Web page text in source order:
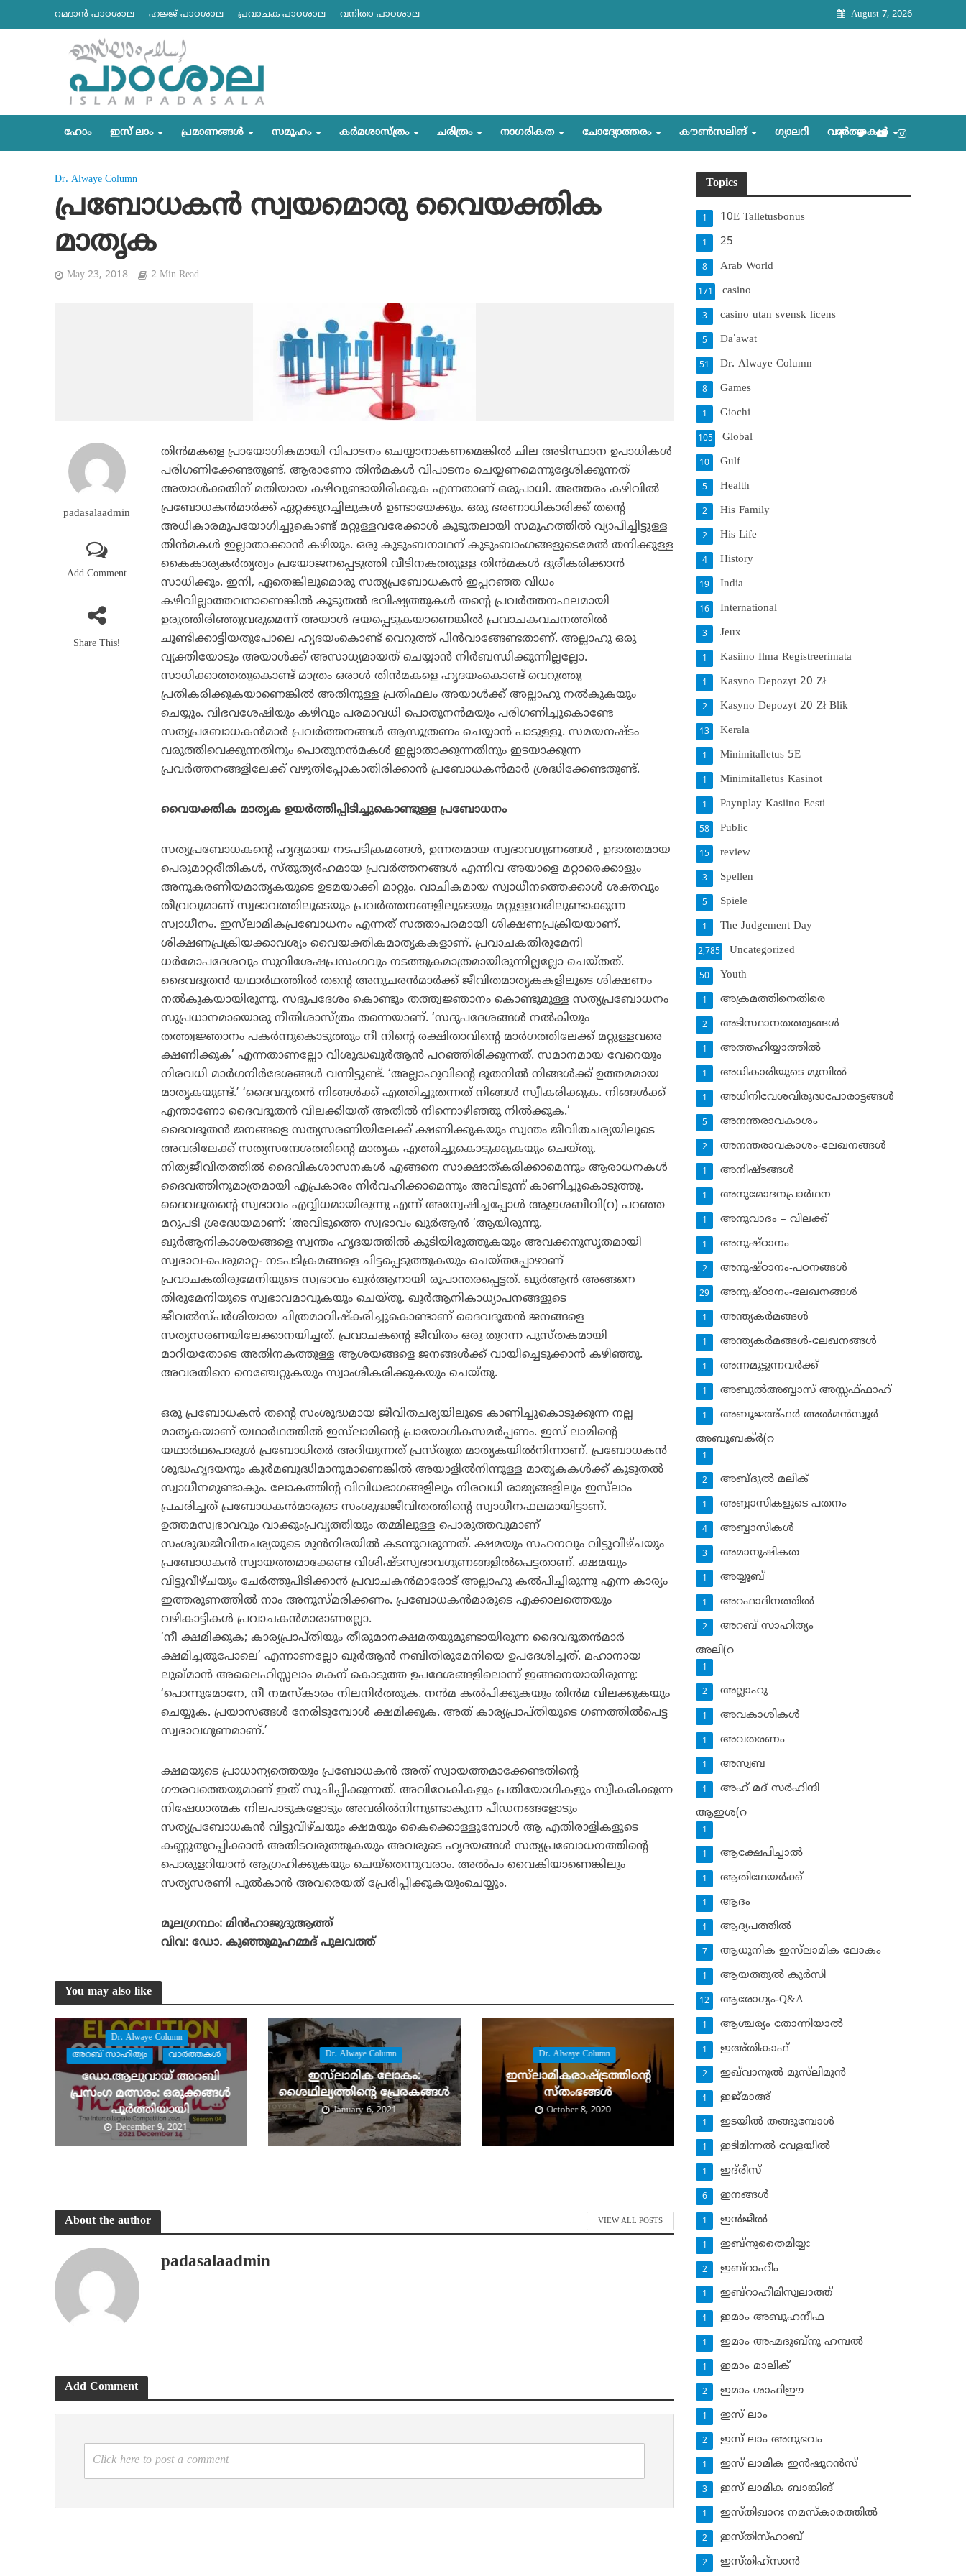
റമദാന്‍ പാഠശാല ഹജ്ജ് പാഠശാല പ്രവാചക പാഠശാല വനിതാ പാഠശാല August 7, 2026
ഹോം ഇസ് ലാം പ്രമാണങ്ങള്‍ സമൂഹം കര്‍മശാസ്ത്രം ചരിത്രം നാഗരികത ചോദ്യോത്തരം കൗണ്‍സലിങ്‌ ഗ്യാലറി വാര്‍ത്തകള്‍
Dr. Alwaye Column
പ്രബോധകന്‍ സ്വയമൊരു വൈയക്തിക
മാതൃക
May 23, 2018 2 Min Read
padasalaadmin
Add Comment
Share This!
തിന്‍മകളെ പ്രായോഗികമായി വിപാടനം ചെയ്യാനാകണമെങ്കില്‍ ചില അടിസ്ഥാന ഉപാധികള്‍
പരിഗണിക്കേണ്ടതുണ്ട്. ആരാണോ തിന്‍മകള്‍ വിപാടനം ചെയ്യണമെന്നുദ്ദേശിക്കുന്നത്
അയാള്‍ക്കതിന് മതിയായ കഴിവുണ്ടായിരിക്കുക എന്നതാണ് ഒരുപാധി. അത്തരം കഴിവില്‍
പ്രബോധകന്‍മാര്‍ക്ക് ഏറ്റക്കുറച്ചിലുകള്‍ ഉണ്ടായേക്കും. ഒരു ഭരണാധികാരിക്ക് തന്റെ
അധികാരമുപയോഗിച്ചുകൊണ്ട് മറ്റുള്ളവരേക്കാള്‍ കൂടുതലായി സമൂഹത്തില്‍ വ്യാപിച്ചിട്ടുള്ള
തിന്‍മകള്‍ ഇല്ലാതാക്കാന്‍ കഴിയും. ഒരു കുടുംബനാഥന് കുടുംബാംഗങ്ങളുടെമേല്‍ തനിക്കുള്ള
കൈകാര്യകര്‍തൃത്വം പ്രയോജനപ്പെടുത്തി വീടിനകത്തുള്ള തിന്‍മകള്‍ ദുരീകരിക്കാന്‍
സാധിക്കും. ഇനി, ഏതെങ്കിലുമൊരു സത്യപ്രബോധകന്‍ ഇപ്പറഞ്ഞ വിധം
കഴിവില്ലാത്തവനാണെങ്കില്‍ കൂടുതല്‍ ഭവിഷ്യത്തുകള്‍ തന്റെ പ്രവര്‍ത്തനഫലമായി
ഉരുത്തിരിഞ്ഞുവരുമെന്ന് അയാള്‍ ഭയപ്പെടുകയാണെങ്കില്‍ പ്രവാചകവചനത്തില്‍
ചൂണ്ടിക്കാട്ടിയതുപോലെ ഹൃദയംകൊണ്ട് വെറുത്ത് പിന്‍വാങ്ങേണ്ടതാണ്. അല്ലാഹു ഒരു
വ്യക്തിയോടും അയാള്‍ക്ക് അസാധ്യമായത് ചെയ്യാന്‍ നിര്‍ബന്ധിക്കുന്നില്ലല്ലോ.
സാധിക്കാത്തതുകൊണ്ട് മാത്രം ഒരാള്‍ തിന്‍മകളെ ഹൃദയംകൊണ്ട് വെറുത്തു
പ്രതികരിക്കുകയാണെങ്കില്‍ അതിനുള്ള പ്രതിഫലം അയാള്‍ക്ക് അല്ലാഹു നല്‍കുകയും
ചെയ്യും. വിഭവശേഷിയും കഴിവും പരമാവധി പൊതുനന്‍മയും പരിഗണിച്ചുകൊണ്ടേ
സത്യപ്രബോധകന്‍മാര്‍ പ്രവര്‍ത്തനങ്ങള്‍ ആസൂത്രണം ചെയ്യാന്‍ പാടുള്ളൂ. സമയനഷ്ടം
വരുത്തിവെക്കുന്നതിനും പൊതുനന്‍മകള്‍ ഇല്ലാതാക്കുന്നതിനും ഇടയാക്കുന്ന
പ്രവര്‍ത്തനങ്ങളിലേക്ക് വഴുതിപ്പോകാതിരിക്കാന്‍ പ്രബോധകന്‍മാര്‍ ശ്രദ്ധിക്കേണ്ടതുണ്ട്.
വൈയക്തിക മാതൃക ഉയര്‍ത്തിപ്പിടിച്ചുകൊണ്ടുള്ള പ്രബോധനം
സത്യപ്രബോധകന്റെ ഹൃദ്യമായ നടപടിക്രമങ്ങള്‍, ഉന്നതമായ സ്വഭാവഗുണങ്ങള്‍ , ഉദാത്തമായ
പെരുമാറ്റരീതികള്‍, സ്തുത്യര്‍ഹമായ പ്രവര്‍ത്തനങ്ങള്‍ എന്നിവ അയാളെ മറ്റാരെക്കാളും
അനുകരണീയമാതൃകയുടെ ഉടമയാക്കി മാറ്റും. വാചികമായ സ്വാധീനത്തെക്കാള്‍ ശക്തവും
തീവ്രവുമാണ് സ്വഭാവത്തിലൂടെയും പ്രവര്‍ത്തനങ്ങളിലൂടെയും മറ്റുള്ളവരിലുണ്ടാക്കുന്ന
സ്വാധീനം. ഇസ്‌ലാമികപ്രബോധനം എന്നത് സത്താപരമായി ശിക്ഷണപ്രക്രിയയാണ്.
ശിക്ഷണപ്രക്രിയക്കാവശ്യം വൈയക്തികമാതൃകകളാണ്. പ്രവാചകതിരുമേനി
ധര്‍മോപദേശവും സുവിശേഷപ്രസംഗവും നടത്തുകമാത്രമായിരുന്നില്ലല്ലോ ചെയ്തത്.
ദൈവദൂതന്‍ യഥാര്‍ഥത്തില്‍ തന്റെ അനുചരന്‍മാര്‍ക്ക് ജീവിതമാതൃകകളിലൂടെ ശിക്ഷണം
നല്‍കുകയായിരുന്നു. സദുപദേശം കൊണ്ടും തത്ത്വജ്ഞാനം കൊണ്ടുമുള്ള സത്യപ്രബോധനം
സുപ്രധാനമായൊരു നീതിശാസ്ത്രം തന്നെയാണ്. ‘സദുപദേശങ്ങള്‍ നല്‍കിയും
തത്ത്വജ്ഞാനം പകര്‍ന്നുകൊടുത്തും നീ നിന്റെ രക്ഷിതാവിന്റെ മാര്‍ഗത്തിലേക്ക് മറ്റുള്ളവരെ
ക്ഷണിക്കുക’ എന്നതാണല്ലോ വിശുദ്ധഖുര്‍ആന്‍ പറഞ്ഞിരിക്കുന്നത്. സമാനമായ വേറെയും
നിരവധി മാര്‍ഗനിര്‍ദേശങ്ങള്‍ വന്നിട്ടുണ്ട്. ‘അല്ലാഹുവിന്റെ ദൂതനില്‍ നിങ്ങള്‍ക്ക് ഉത്തമമായ
മാതൃകയുണ്ട്.’ ‘ദൈവദൂതന്‍ നിങ്ങള്‍ക്ക് എത്തിച്ചുതന്നത് നിങ്ങള്‍ സ്വീകരിക്കുക. നിങ്ങള്‍ക്ക്
എന്താണോ ദൈവദൂതന്‍ വിലക്കിയത് അതില്‍ നിന്നൊഴിഞ്ഞു നില്‍ക്കുക.’
ദൈവദൂതന്‍ ജനങ്ങളെ സത്യസരണിയിലേക്ക് ക്ഷണിക്കുകയും സ്വന്തം ജീവിതചര്യയിലൂടെ
അവരിലേക്ക് സത്യസന്ദേശത്തിന്റെ മാതൃക എത്തിച്ചുകൊടുക്കുകയും ചെയ്തു.
നിത്യജീവിതത്തില്‍ ദൈവികശാസനകള്‍ എങ്ങനെ സാക്ഷാത്കരിക്കാമെന്നും ആരാധനകള്‍
ദൈവത്തിനുമാത്രമായി എപ്രകാരം നിര്‍വഹിക്കാമെന്നും അവിടുന്ന് കാണിച്ചുകൊടുത്തു.
ദൈവദൂതന്റെ സ്വഭാവം എവ്വിധമായിരുന്നു എന്ന് അന്വേഷിച്ചപ്പോള്‍ ആഇശബീവി(റ) പറഞ്ഞ
മറുപടി ശ്രദ്ധേയമാണ്: ‘അവിടുത്തെ സ്വഭാവം ഖുര്‍ആന്‍ ‘ആയിരുന്നു.
ഖുര്‍ആനികാശയങ്ങളെ സ്വന്തം ഹൃദയത്തില്‍ കുടിയിരുത്തുകയും അവക്കനുസൃതമായി
സ്വഭാവ-പെരുമാറ്റ- നടപടിക്രമങ്ങളെ ചിട്ടപ്പെടുത്തുകയും ചെയ്തപ്പോഴാണ്
പ്രവാചകതിരുമേനിയുടെ സ്വഭാവം ഖുര്‍ആനായി രൂപാന്തരപ്പെട്ടത്. ഖുര്‍ആന്‍ അങ്ങനെ
തിരുമേനിയുടെ സ്വഭാവമാവുകയും ചെയ്തു. ഖുര്‍ആനികാധ്യാപനങ്ങളുടെ
ജീവല്‍സ്പര്‍ശിയായ ചിത്രമാവിഷ്‌കരിച്ചുകൊണ്ടാണ് ദൈവദൂതന്‍ ജനങ്ങളെ
സത്യസരണയിലേക്കാനയിച്ചത്. പ്രവാചകന്റെ ജീവിതം ഒരു തുറന്ന പുസ്തകമായി
മാറിയതോടെ അതിനകത്തുള്ള ആശയങ്ങളെ ജനങ്ങള്‍ക്ക് വായിച്ചെടുക്കാന്‍ കഴിഞ്ഞു.
അവരതിനെ നെഞ്ചേറ്റുകയും സ്വാംശീകരിക്കുകയും ചെയ്തു.
ഒരു പ്രബോധകന്‍ തന്റെ സംശുദ്ധമായ ജീവിതചര്യയിലൂടെ കാണിച്ചുകൊടുക്കുന്ന നല്ല
മാതൃകയാണ് യഥാര്‍ഥത്തില്‍ ഇസ്‌ലാമിന്റെ പ്രായോഗികസമര്‍പ്പണം. ഇസ് ലാമിന്റെ
യഥാര്‍ഥപൊരുള്‍ പ്രബോധിതര്‍ അറിയുന്നത് പ്രസ്തുത മാതൃകയില്‍നിന്നാണ്. പ്രബോധകന്‍
ശുദ്ധഹൃദയനും കൂര്‍മബുദ്ധിമാനുമാണെങ്കില്‍ അയാളില്‍നിന്നുള്ള മാതൃകകള്‍ക്ക് കൂടുതല്‍
സ്വാധീനമുണ്ടാകും. ലോകത്തിന്റ വിവിധഭാഗങ്ങളിലും നിരവധി രാജ്യങ്ങളിലും ഇസ്‌ലാം
പ്രചരിച്ചത് പ്രബോധകന്‍മാരുടെ സംശുദ്ധജീവിതത്തിന്റെ സ്വാധീനഫലമായിട്ടാണ്.
ഉത്തമസ്വഭാവവും വാക്കുംപ്രവൃത്തിയും തമ്മിലുള്ള പൊരുത്തവുമാണ്
സംശുദ്ധജീവിതചര്യയുടെ മുന്‍നിരയില്‍ കടന്നുവരുന്നത്. ക്ഷമയും സഹനവും വിട്ടുവീഴ്ചയും
പ്രബോധകന്‍ സ്വായത്തമാക്കേണ്ട വിശിഷ്ടസ്വഭാവഗുണങ്ങളില്‍പെട്ടതാണ്. ക്ഷമയും
വിട്ടുവീഴ്ചയും ചേര്‍ത്തുപിടിക്കാന്‍ പ്രവാചകന്‍മാരോട് അല്ലാഹു കല്‍പിച്ചിരുന്നു എന്ന കാര്യം
ഇത്തരുണത്തില്‍ നാം അനുസ്മരിക്കണം. പ്രബോധകന്‍മാരുടെ എക്കാലത്തെയും
വഴികാട്ടികള്‍ പ്രവാചകന്‍മാരാണല്ലോ.
‘നീ ക്ഷമിക്കുക; കാര്യപ്രാപ്തിയും തീരുമാനക്ഷമതയുമുണ്ടായിരുന്ന ദൈവദൂതന്‍മാര്‍
ക്ഷമിച്ചതുപോലെ’ എന്നാണല്ലോ ഖുര്‍ആന്‍ നബിതിരുമേനിയെ ഉപദേശിച്ചത്. മഹാനായ
ലുഖ്മാന്‍ അലൈഹിസ്സലാം മകന് കൊടുത്ത ഉപദേശങ്ങളിലൊന്ന് ഇങ്ങനെയായിരുന്നു:
‘പൊന്നുമോനേ, നീ നമസ്‌കാരം നിലനിര്‍ത്തുക. നന്‍മ കല്‍പിക്കുകയും തിന്‍മ വിലക്കുകയും
ചെയ്യുക. പ്രയാസങ്ങള്‍ നേരിടുമ്പോള്‍ ക്ഷമിക്കുക. അത് കാര്യപ്രാപ്തിയുടെ ഗണത്തില്‍പെട്ട
സ്വഭാവഗുണമാണ്.’
ക്ഷമയുടെ പ്രാധാന്യത്തെയും പ്രബോധകന്‍ അത് സ്വായത്തമാക്കേണ്ടതിന്റെ
ഗൗരവത്തെയുമാണ് ഇത് സൂചിപ്പിക്കുന്നത്. അവിവേകികളും പ്രതിയോഗികളും സ്വീകരിക്കുന്ന
നിഷേധാത്മക നിലപാടുകളോടും അവരില്‍നിന്നുണ്ടാകുന്ന പീഡനങ്ങളോടും
സത്യപ്രബോധകന്‍ വിട്ടുവീഴ്ചയും ക്ഷമയും കൈക്കൊള്ളുമ്പോള്‍ ആ എതിരാളികളുടെ
കണ്ണുതുറപ്പിക്കാന്‍ അതിടവരുത്തുകയും അവരുടെ ഹൃദയങ്ങള്‍ സത്യപ്രബോധനത്തിന്റെ
പൊരുളറിയാന്‍ ആഗ്രഹിക്കുകയും ചെയ്‌തെന്നുവരാം. അല്‍പം വൈകിയാണെങ്കിലും
സത്യസരണി പുല്‍കാന്‍ അവരെയത് പ്രേരിപ്പിക്കുകയുംചെയ്യും.
മൂലഗ്രന്ഥം: മിന്‍ഹാജുദുആത്ത്
വിവ: ഡോ. കുഞ്ഞുമുഹമ്മദ് പുലവത്ത്‌
You may also like
Dr. Alwaye Column
അറബ് സാഹിത്യം
വാര്‍ത്തകള്‍
ഡോ.ആലുവായ് അറബി
പ്രസംഗ മത്സരം: ഒരുക്കങ്ങൾ
പൂർത്തിയായി
December 9, 2021
Dr. Alwaye Column
ഇസ്‌ലാമിക ലോകം:
ശൈഥില്യത്തിന്റെ പ്രേരകങ്ങള്‍
January 6, 2021
Dr. Alwaye Column
ഇസ്‌ലാമികരാഷ്ട്രത്തിന്റെ
സ്‌തംഭങ്ങള്‍
October 8, 2020
About the author VIEW ALL POSTS
padasalaadmin
Add Comment
Click here to post a comment
Topics
10E Talletusbonus
1
25
1
Arab World
8
casino
171
casino utan svensk licens
3
Da'awat
5
Dr. Alwaye Column
51
Games
8
Giochi
1
Global
105
Gulf
10
Health
5
His Family
2
His Life
2
History
4
India
19
International
16
Jeux
3
Kasiino Ilma Registreerimata
1
Kasyno Depozyt 20 Zł
1
Kasyno Depozyt 20 Zł Blik
2
Kerala
13
Minimitalletus 5E
1
Minimitalletus Kasinot
1
Paynplay Kasiino Eesti
1
Public
58
review
15
Spellen
3
Spiele
5
The Judgement Day
1
Uncategorized
2,785
Youth
50
അക്രമത്തിനെതിരെ
1
അടിസ്ഥാനതത്ത്വങ്ങള്‍
2
അത്തഹിയ്യാത്തില്‍
1
അധികാരിയുടെ മുമ്പില്‍
1
അധിനിവേശവിരുദ്ധപോരാട്ടങ്ങള്‍
1
അനന്തരാവകാശം
5
അനന്തരാവകാശം-ലേഖനങ്ങള്‍
2
അനിഷ്ടങ്ങള്‍
1
അനുമോദനപ്രാര്‍ഥന
1
അനുവാദം – വിലക്ക്‌
1
അനുഷ്ഠാനം
1
അനുഷ്ഠാനം-പഠനങ്ങള്‍
2
അനുഷ്ഠാനം-ലേഖനങ്ങള്‍
29
അന്ത്യകര്‍മങ്ങള്‍
1
അന്ത്യകര്‍മങ്ങള്‍-ലേഖനങ്ങള്‍
1
അന്നമൂട്ടുന്നവര്‍ക്ക്
1
അബുല്‍അബ്ബാസ് അസ്സഫ്ഫാഹ്‌
1
അബൂജഅ്ഫര്‍ അല്‍മന്‍സ്വൂര്‍
1
അബൂബക്ര്‍(റ
1
അബ്ദുല്‍ മലിക്‌
2
അബ്ബാസികളുടെ പതനം
1
അബ്ബാസികള്‍
4
അമാനുഷികത
3
അയ്യൂബ്‌
1
അറഫാദിനത്തില്‍
1
അറബ് സാഹിത്യം
2
അലി(റ
1
അല്ലാഹു
2
അവകാശികള്‍
1
അവതരണം
1
അസ്വബ
1
അഹ് മദ് സര്‍ഹിന്ദി
1
ആഇശ(റ
1
ആക്ഷേപിച്ചാല്‍
1
ആതിഥേയര്‍ക്ക്
1
ആദം
1
ആദ്യപത്തില്‍
1
ആധുനിക ഇസ്‌ലാമിക ലോകം
7
ആയത്തുല്‍ കുര്‍സി
1
ആരോഗ്യം-Q&A
12
ആശ്ചര്യം തോന്നിയാല്‍
1
ഇഅ്തികാഫ്‌
1
ഇഖ്‌വാനുല്‍ മുസ്‌ലിമൂന്‍
2
ഇജ്മാഅ്
1
ഇടയില്‍ തങ്ങുമ്പോള്‍
1
ഇടിമിന്നല്‍ വേളയില്‍
1
ഇദ്‌രീസ്‌
1
ഇനങ്ങള്‍
6
ഇന്‍ജീല്‍
1
ഇബ്‌നുതൈമിയ്യഃ
1
ഇബ്‌റാഹീം
2
ഇബ്‌റാഹീമിസ്വലാത്ത്
1
ഇമാം അബൂഹനീഫ
1
ഇമാം അഹ്മദുബ്‌നു ഹമ്പല്‍
1
ഇമാം മാലിക്
1
ഇമാം ശാഫിഈ
2
ഇസ് ലാം
1
ഇസ് ലാം അനുഭവം
2
ഇസ് ലാമിക ഇന്‍ഷുറന്‍സ്‌
1
ഇസ് ലാമിക ബാങ്കിങ്‌
3
ഇസ്തിഖാറഃ നമസ്‌കാരത്തില്‍
1
ഇസ്തിസ്ഹാബ്
2
ഇസ്തിഹ്‌സാന്‍
2